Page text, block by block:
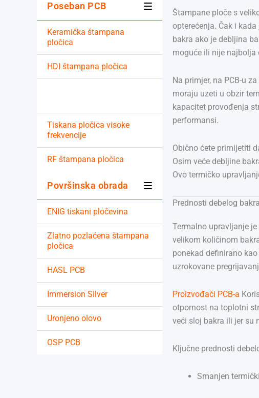
Poseban PCB
Keramička štampana
pločica
HDI štampana pločica
Tiskana pločica visoke
frekvencije
RF štampana pločica
Površinska obrada
ENIG tiskani pločevina
Zlatno pozlaćena štampana
pločica
HASL PCB
Immersion Silver
Uronjeno olovo
OSP PCB
Štampane ploče s
opterećenja. Čak i
bakra ako je debljina
moguće ili nije najbolja
Na primjer, na PCB-u
moraju uzeti u obzir
kapacitet provođenja
performansi.
Obično ćete primijetiti
Osim veće debljine
Ovo termičko
Prednosti debelog
Termalno upravljanje
velikom količinom
ponekad definirano
uzrokovane
Proizvođači PCB-a
otpornost na toplotni
veći sloj bakra ili jer su
Ključne prednosti
Smanjen